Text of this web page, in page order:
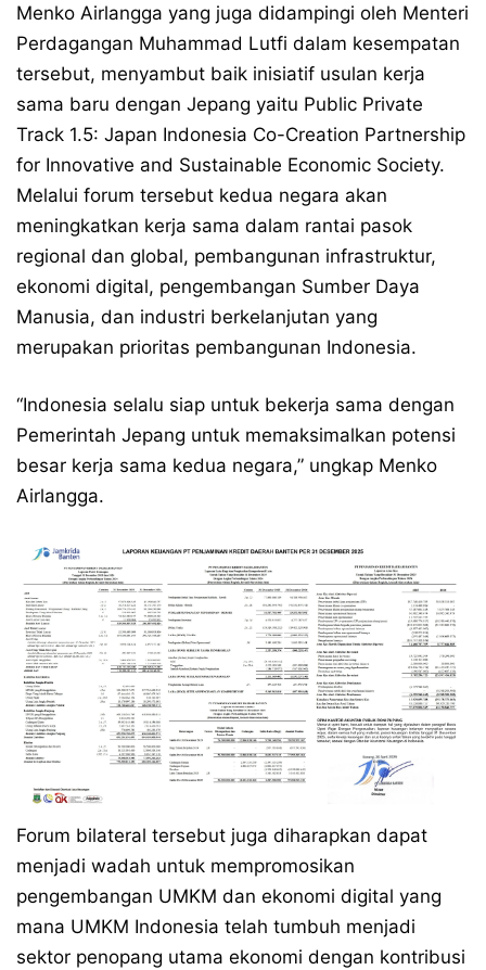
Menko Airlangga yang juga didampingi oleh Menteri
Perdagangan Muhammad Lutfi dalam kesempatan
tersebut, menyambut baik inisiatif usulan kerja
sama baru dengan Jepang yaitu Public Private
Track 1.5: Japan Indonesia Co-Creation Partnership
for Innovative and Sustainable Economic Society.
Melalui forum tersebut kedua negara akan
meningkatkan kerja sama dalam rantai pasok
regional dan global, pembangunan infrastruktur,
ekonomi digital, pengembangan Sumber Daya
Manusia, dan industri berkelanjutan yang
merupakan prioritas pembangunan Indonesia.
“Indonesia selalu siap untuk bekerja sama dengan
Pemerintah Jepang untuk memaksimalkan potensi
besar kerja sama kedua negara,” ungkap Menko
Airlangga.
Forum bilateral tersebut juga diharapkan dapat
menjadi wadah untuk mempromosikan
pengembangan UMKM dan ekonomi digital yang
mana UMKM Indonesia telah tumbuh menjadi
sektor penopang utama ekonomi dengan kontribusi